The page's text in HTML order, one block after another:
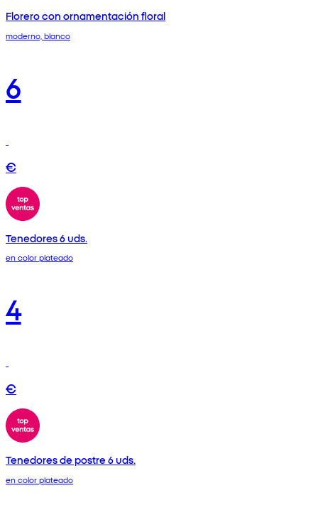
Florero con ornamentación floral
moderno, blanco
6
€
Tenedores 6 uds.
en color plateado
4
€
Tenedores de postre 6 uds.
en color plateado